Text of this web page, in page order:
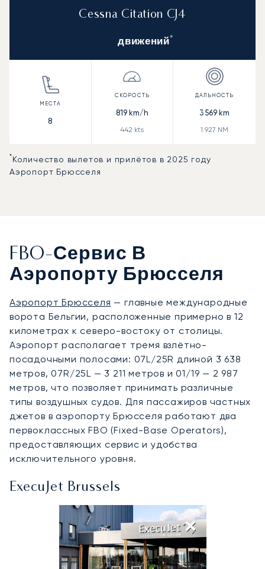
Cessna Citation CJ4
движений *
8
819km/h
442 kts
3 569 km
1 927 NM
*Количество вылетов и прилётов в 2025 году
Аэропорт Брюсселя
FBO-Сервис В
Аэропорту Брюсселя
Аэропорт Брюсселя — главные международные
ворота Бельгии, расположенные примерно в 12
километрах к северо-востоку от столицы.
Аэропорт располагает тремя взлётно-
посадочными полосами: 07L/25R длиной 3 638
метров, 07R/25L — 3 211 метров и 01/19 — 2 987
метров, что позволяет принимать различные
типы воздушных судов. Для пассажиров частных
джетов в аэропорту Брюсселя работают два
первоклассных FBO (Fixed-Base Operators),
предоставляющих сервис и удобства
исключительного уровня.
ExecuJet Brussels